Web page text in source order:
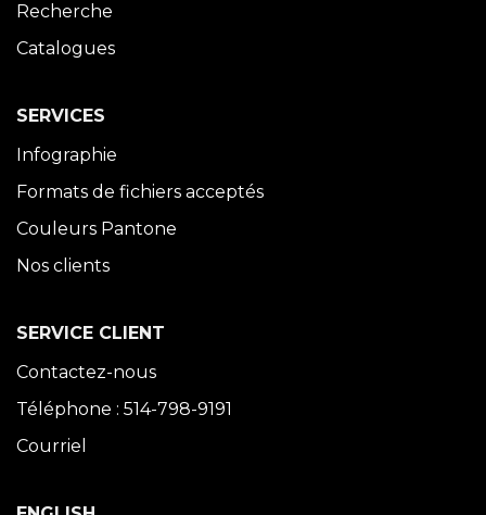
Recherche
Catalogues
SERVICES
Infographie
Formats de fichiers acceptés
Couleurs Pantone
Nos clients
SERVICE CLIENT
Contactez-nous
Téléphone : 514-798-9191
Courriel